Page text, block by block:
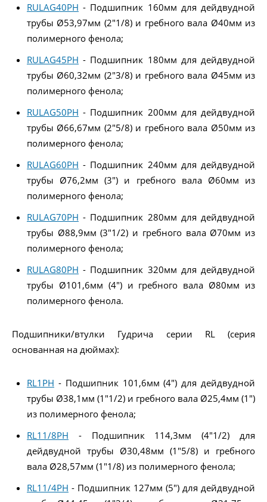
RULAG40PH - Подшипник 160мм для дейдвудной
трубы Ø53,97мм (2"1/8) и гребного вала Ø40мм из
полимерного фенола;
RULAG45PH - Подшипник 180мм для дейдвудной
трубы Ø60,32мм (2"3/8) и гребного вала Ø45мм из
полимерного фенола;
RULAG50PH - Подшипник 200мм для дейдвудной
трубы Ø66,67мм (2"5/8) и гребного вала Ø50мм из
полимерного фенола;
RULAG60PH - Подшипник 240мм для дейдвудной
трубы Ø76,2мм (3") и гребного вала Ø60мм из
полимерного фенола;
RULAG70PH - Подшипник 280мм для дейдвудной
трубы Ø88,9мм (3"1/2) и гребного вала Ø70мм из
полимерного фенола;
RULAG80PH - Подшипник 320мм для дейдвудной
трубы Ø101,6мм (4") и гребного вала Ø80мм из
полимерного фенола.
Подшипники/втулки Гудрича серии RL (серия
основанная на дюймах):
RL1PH - Подшипник 101,6мм (4") для дейдвудной
трубы Ø38,1мм (1"1/2) и гребного вала Ø25,4мм (1")
из полимерного фенола;
RL11/8PH - Подшипник 114,3мм (4"1/2) для
дейдвудной трубы Ø30,48мм (1"5/8) и гребного
вала Ø28,57мм (1"1/8) из полимерного фенола;
RL11/4PH - Подшипник 127мм (5") для дейдвудной